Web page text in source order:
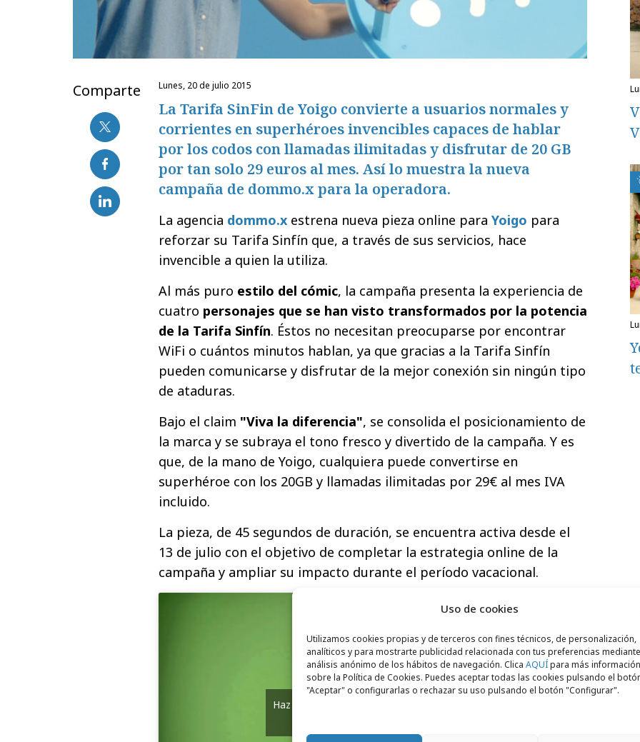
Uso de cookies
Utilizamos cookies propias y de terceros con fines técnicos, de personalización,
analíticos y para mostrarte publicidad relacionada con tus preferencias
análisis anónimo de los hábitos de navegación. Clica AQUÍpara más información
sobre la Política de Cookies. Puedes aceptar todas las cookies pulsando el
"Aceptar" o configurarlas o rechazar su uso pulsando el botón "Configurar".
Comparte lunes, 20 de julio 2015
La Tarifa SinFin de Yoigo convierte a usuarios normales y
corrientes en superhéroes invencibles capaces de hablar
por los codos con llamadas ilimitadas y disfrutar de 20 GB
por tan solo 29 euros al mes. Así lo muestra la nueva
campaña de dommo.x para la operadora.
La agencia dommo.x estrena nueva pieza online para Yoigo para
reforzar su Tarifa Sinfín que, a través de sus servicios, hace
invencible a quien la utiliza.
Al más puro estilo del cómic, la campaña presenta la experiencia de
cuatro personajes que se han visto transformados por la potencia
de la Tarifa Sinfín. Éstos no necesitan preocuparse por encontrar
WiFi o cuántos minutos hablan, ya que gracias a la Tarifa Sinfín
pueden comunicarse y disfrutar de la mejor conexión sin ningún tipo
de ataduras.
Bajo el claim "Viva la diferencia", se consolida el posicionamiento de
la marca y se subraya el tono fresco y divertido de la campaña. Y es
que, de la mano de Yoigo, cualquiera puede convertirse en
superhéroe con los 20GB y llamadas ilimitadas por 29€ al mes IVA
incluido.
La pieza, de 45 segundos de duración, se encuentra activa desde el
13 de julio con el objetivo de completar la estrategia online de la
campaña y ampliar su impacto durante el período vacacional.
Haz clic para aceptar cookies de marketing